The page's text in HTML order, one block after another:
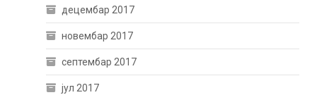
децембар 2017
новембар 2017
септембар 2017
јул 2017